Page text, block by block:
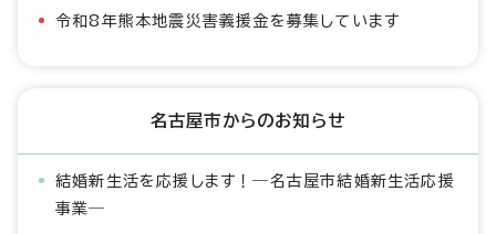
令和8年熊本地震災害義援金を募集しています
名古屋市からのお知らせ
結婚新生活を応援します！―名古屋市結婚新生活応援
事業―